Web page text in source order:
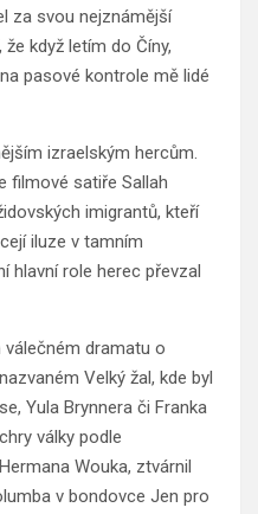
za svou nejznámější
když letím do Číny,
pasové kontrole mě lidé
izraelským hercům.
filmové satiře Sallah
imigrantů, kteří
iluze v tamním
hlavní role herec převzal
dramatu o
Velký žal, kde byl
Yula Brynnera či Franka
války podle
Wouka, ztvárnil
v bondovce Jen pro